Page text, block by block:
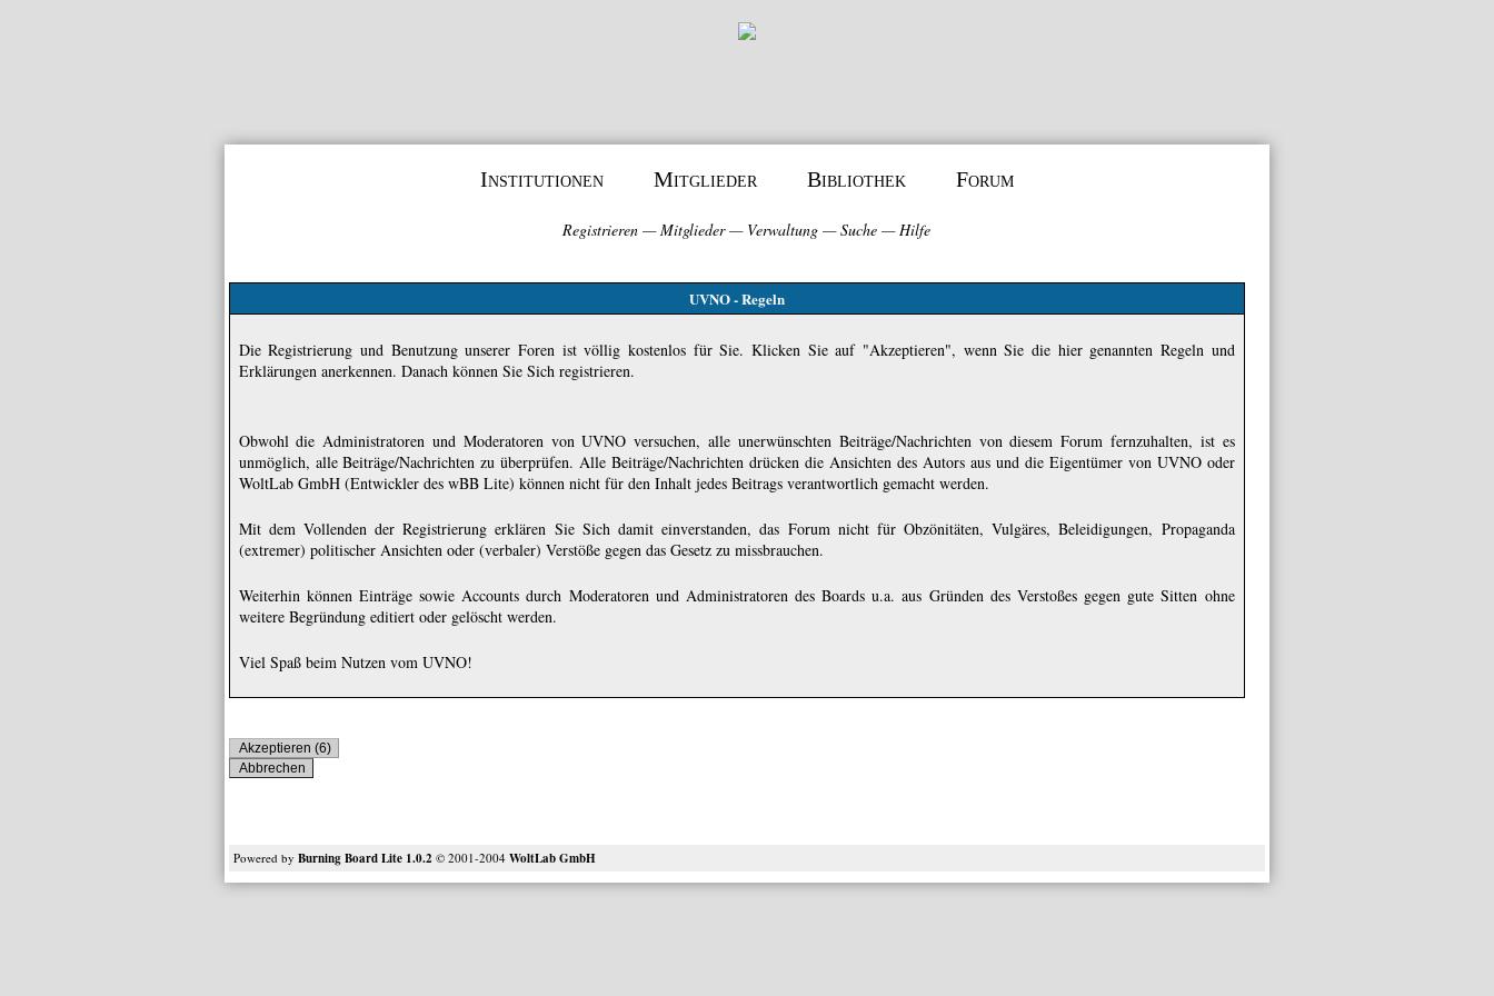
Institutionen Mitglieder Bibliothek Forum
Registrieren —Mitglieder— Verwaltung —Suche —Hilfe
UVNO - Regeln
Die Registrierung und Benutzung unserer Foren ist völlig kostenlos für Sie. Klicken Sie auf "Akzeptieren", wenn Sie die hier genannten Regeln und
Erklärungen anerkennen. Danach können Sie Sich registrieren.
Obwohl die Administratoren und Moderatoren von UVNO versuchen, alle unerwünschten Beiträge/Nachrichten von diesem Forum fernzuhalten, ist es
unmöglich, alle Beiträge/Nachrichten zu überprüfen. Alle Beiträge/Nachrichten drücken die Ansichten des Autors aus und die Eigentümer von UVNO oder
WoltLab GmbH (Entwickler des wBB Lite) können nicht für den Inhalt jedes Beitrags verantwortlich gemacht werden.
Mit dem Vollenden der Registrierung erklären Sie Sich damit einverstanden, das Forum nicht für Obzönitäten, Vulgäres, Beleidigungen, Propaganda
(extremer) politischer Ansichten oder (verbaler) Verstöße gegen das Gesetz zu missbrauchen.
Weiterhin können Einträge sowie Accounts durch Moderatoren und Administratoren des Boards u.a. aus Gründen des Verstoßes gegen gute Sitten ohne
weitere Begründung editiert oder gelöscht werden.
Viel Spaß beim Nutzen vom UVNO!
Powered by Burning Board Lite 1.0.2 © 2001-2004 WoltLab GmbH